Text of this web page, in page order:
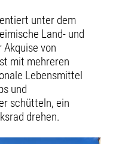
unter dem
Land- und
von
mit mehreren
Lebensmittel
und
schütteln, ein
drehen.